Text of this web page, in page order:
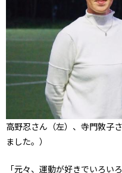
高野忍さん（左）、寺門敦子
ました。）
「元々、運動が好きでいろい